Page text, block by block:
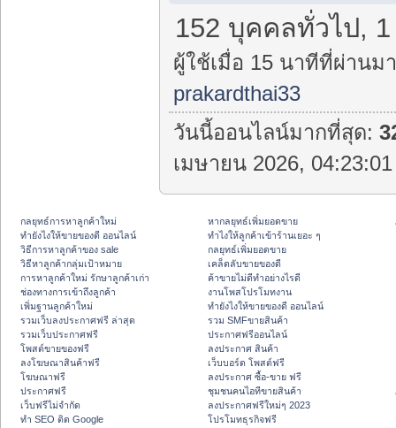
152 บุคคลทั่วไป,
ผู้ใช้เมื่อ 15 นาทีที่ผ่านม
prakardthai33
วันนี้ออนไลน์มากที่สุด:
เมษายน 2026,
กลยุทธ์การหาลูกค้าใหม่
ทํายังไงให้ขายของดี ออนไลน์
วิธีการหาลูกค้าของ sale
วิธีหาลูกค้ากลุ่มเป้าหมาย
การหาลูกค้าใหม่ รักษาลูกค้าเก่า
ช่องทางการเข้าถึงลูกค้า
เพิ่มฐานลูกค้าใหม่
รวมเว็บลงประกาศฟรี ล่าสุด
รวมเว็บประกาศฟรี
โพสต์ขายของฟรี
ลงโฆษณาสินค้าฟรี
โฆษณาฟรี
ประกาศฟรี
เว็บฟรีไม่จำกัด
ทำ SEO ติด Google
หากลยุทธ์เพิ่มยอดขาย
ทําไงให้ลูกค้าเข้าร้านเยอะ ๆ
กลยุทธ์เพิ่มยอดขาย
เคล็ดลับขายของดี
ค้าขายไม่ดีทำอย่างไรดี
งานโพสโปรโมทงาน
ทํายังไงให้ขายของดี ออนไลน์
รวม SMFขายสินค้า
ประกาศฟรีออนไลน์
ลงประกาศ สินค้า
เว็บบอร์ด โพสต์ฟรี
ลงประกาศ ซื้อ-ขาย ฟรี
ชุมชนคนไอทีขายสินค้า
ลงประกาศฟรีใหม่ๆ 2023
โปรโมทธุรกิจฟรี